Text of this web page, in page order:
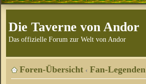
Die Taverne von Andor
Das offizielle Forum zur Welt von Andor
Foren-Übersicht ‹ Fan-Legenden